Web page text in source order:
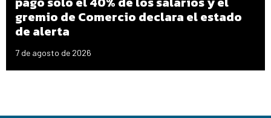
gremio de Comercio declara el estado
de alerta
7 de agosto de 2026